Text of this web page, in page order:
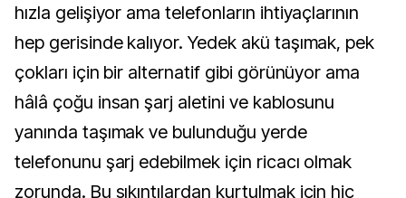
hızla gelişiyor ama telefonların ihtiyaçlarının
hep gerisinde kalıyor. Yedek akü taşımak, pek
çokları için bir alternatif gibi görünüyor ama
hâlâ çoğu insan şarj aletini ve kablosunu
yanında taşımak ve bulunduğu yerde
telefonunu şarj edebilmek için ricacı olmak
zorunda. Bu sıkıntılardan kurtulmak için hiç